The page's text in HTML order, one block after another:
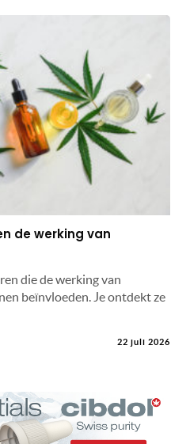
de werking van
die de werking van
beïnvloeden. Je ontdekt ze
22 juli 2026